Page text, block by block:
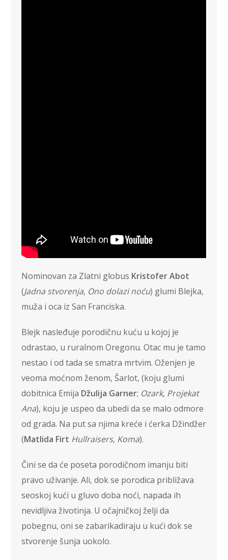
Nominovan za Zlatni globus Kristofer Abot
(Jadna stvorenja, Ono dolazi noću) glumi Blejka,
muža i oca iz San Franciska.
Blejk nasleđuje porodičnu kuću u kojoj je
odrastao, u ruralnom Oregonu. Otac mu je tamo
nestao i od tada se smatra mrtvim. Oženjen je
veoma moćnom ženom, Šarlot, (koju glumi
dobitnica Emija Džulija Garner; Ozark, Projekat
Ana), koju je uspeo da ubedi da se malo odmore
od grada. Na put sa njima kreće i ćerka Džindžer
(Matlida Firt Hullraisers, Koma).
Čini se da će poseta porodičnom imanju biti
pravo uživanje. Ali, dok se porodica približava
seoskoj kući u gluvo doba noći, napada ih
nevidljiva životinja. U očajničkoj želji da
pobegnu, oni se zabarikadiraju u kući dok se
stvorenje šunja uokolo.